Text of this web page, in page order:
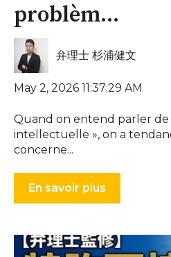
problèm...
弁理士 杉浦健文
May 2, 2026 11:37:29 AM
Quand on entend parler de
intellectuelle », on a
concerne...
En savoir plus